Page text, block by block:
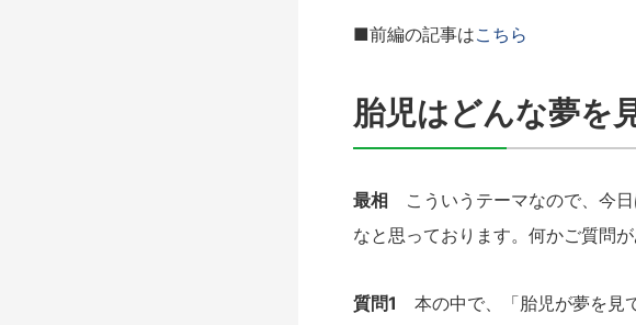
■前編の記事はこちら
胎児はどんな夢を
最相 こういうテーマなので、今
なと思っております。何かご質問が
質問1 本の中で、「胎児が夢を見